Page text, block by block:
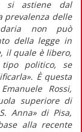
si astiene dal
prevalenza delle
non può
della legge in
il quale è libero,
politico, se
È questa
Rossi,
superiore di
Anna» di Pisa,
alla recente